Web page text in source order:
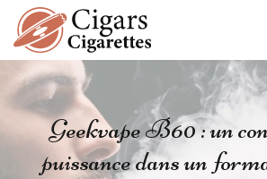
Geekvape B60 : un
puissance dans un